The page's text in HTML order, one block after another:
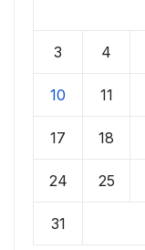
3 4
10 11
17 18
24 25
31